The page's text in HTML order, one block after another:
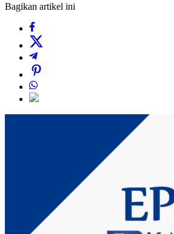
Bagikan artikel ini